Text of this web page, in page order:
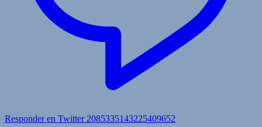
Responder en Twitter 2085335143225409652